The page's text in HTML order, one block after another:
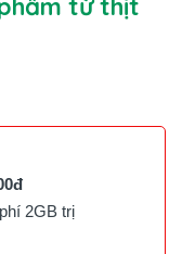
từ thịt
2GB trị